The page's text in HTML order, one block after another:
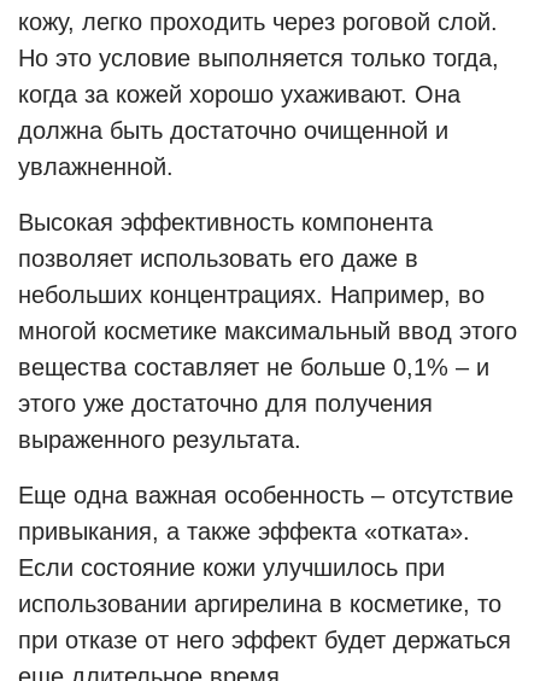
кожу, легко проходить через роговой слой.
Но это условие выполняется только тогда,
когда за кожей хорошо ухаживают. Она
должна быть достаточно очищенной и
увлажненной.
Высокая эффективность компонента
позволяет использовать его даже в
небольших концентрациях. Например, во
многой косметике максимальный ввод этого
вещества составляет не больше 0,1% – и
этого уже достаточно для получения
выраженного результата.
Еще одна важная особенность – отсутствие
привыкания, а также эффекта «отката».
Если состояние кожи улучшилось при
использовании аргирелина в косметике, то
при отказе от него эффект будет держаться